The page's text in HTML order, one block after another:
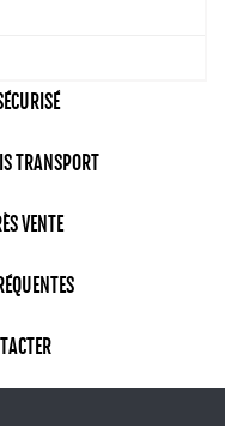
TRANSPORT
VENTE